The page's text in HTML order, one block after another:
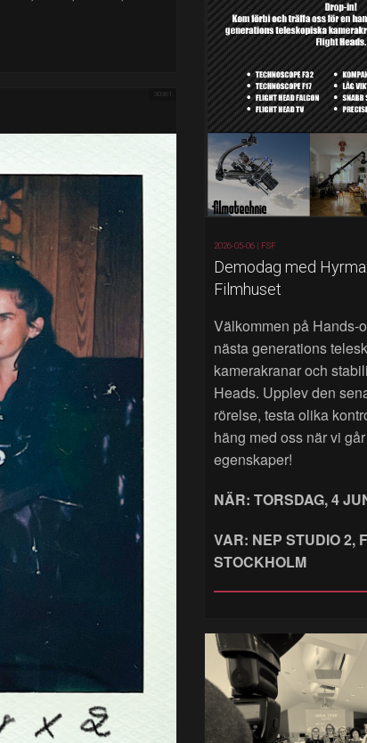
30361
2026-05-06 | FSF
Demodag med
Filmhuset
Välkommen på
nästa generations
kamerakranar och
Heads. Upplev den
rörelse, testa olika
häng med oss när vi
egenskaper!
NÄR: TORSDAG, 4
VAR: NEP STUDIO 2,
STOCKHOLM